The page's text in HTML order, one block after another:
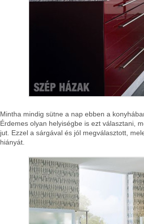
Mintha mindig sütne a nap ebben a
Érdemes olyan helyiségbe is ezt választani,
jut. Ezzel a sárgával és jól megválasztott,
hiányát.